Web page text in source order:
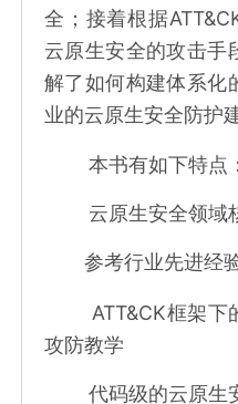
全；接着根据
云原生安全的攻击手
解了如何构建体系化
业的云原生安全防护
本书有如下特点：
云原生安全领域
参考行业先进经
ATT&CK框架下
攻防教学
代码级的云原生